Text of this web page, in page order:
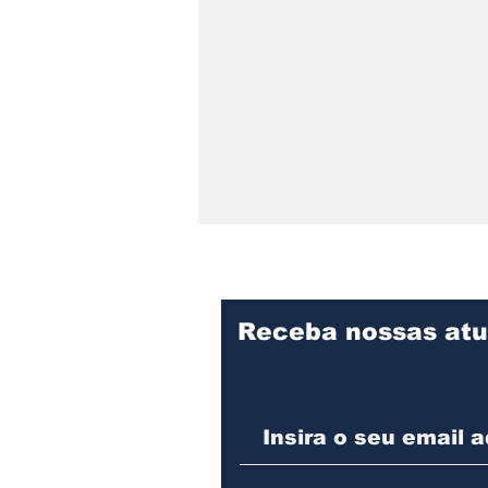
divulga programação de
agosto com oficina para
Receba nossas